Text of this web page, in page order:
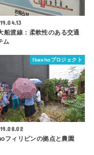
船渡線：柔軟性のある交通
ム
Ibashoプロジェクト
フィリピンの拠点と農園